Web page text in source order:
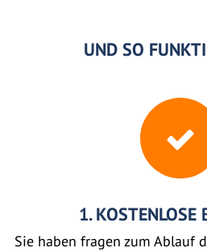
UND SO
1. KOSTENLOSE
Sie haben fragen zum Ablauf